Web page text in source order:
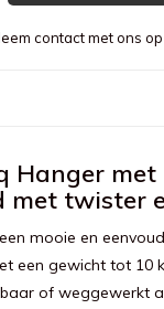
contact met ons op
Hanger met
met twister
mooie en
een gewicht tot 10
of weggewerkt